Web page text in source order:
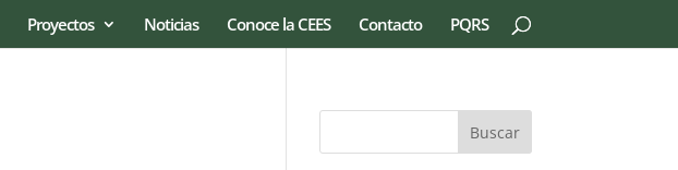
Proyectos Noticias Conoce la CEES Contacto PQRS